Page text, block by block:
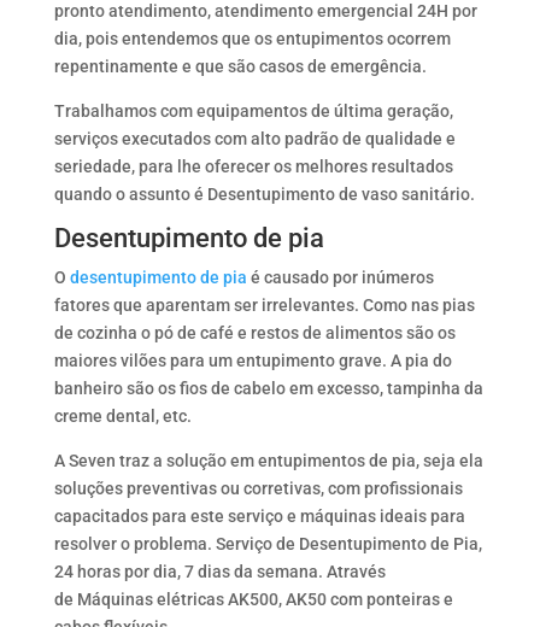
pronto atendimento, atendimento emergencial 24H por
dia, pois entendemos que os entupimentos ocorrem
repentinamente e que são casos de emergência.
Trabalhamos com equipamentos de última geração,
serviços executados com alto padrão de qualidade e
seriedade, para lhe oferecer os melhores resultados
quando o assunto é Desentupimento de vaso sanitário.
Desentupimento de pia
O desentupimento de pia é causado por inúmeros
fatores que aparentam ser irrelevantes. Como nas pias
de cozinha o pó de café e restos de alimentos são os
maiores vilões para um entupimento grave. A pia do
banheiro são os fios de cabelo em excesso, tampinha da
creme dental, etc.
A Seven traz a solução em entupimentos de pia, seja ela
soluções preventivas ou corretivas, com profissionais
capacitados para este serviço e máquinas ideais para
resolver o problema. Serviço de Desentupimento de Pia,
24 horas por dia, 7 dias da semana. Através
de Máquinas elétricas AK500, AK50 com ponteiras e